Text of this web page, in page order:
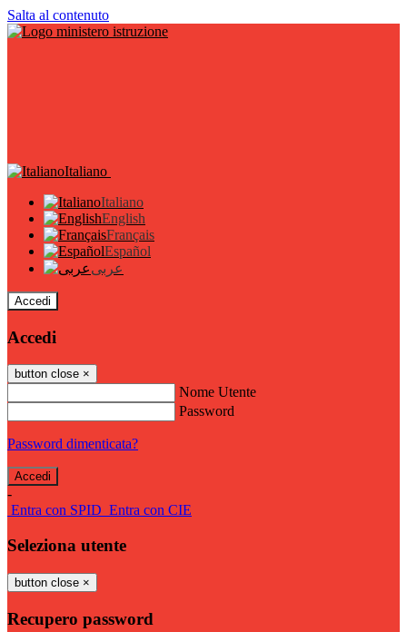
Salta al contenuto
Italiano
Italiano
English
Français
Español
عربى
Accedi
Accedi
button close ×
Nome Utente
Password
Password dimenticata?
-
Entra con SPID Entra con CIE
Seleziona utente
button close ×
Recupero password